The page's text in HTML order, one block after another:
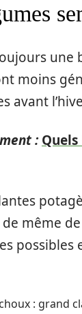
une
moins
avant
:
même de
possibles
: grand